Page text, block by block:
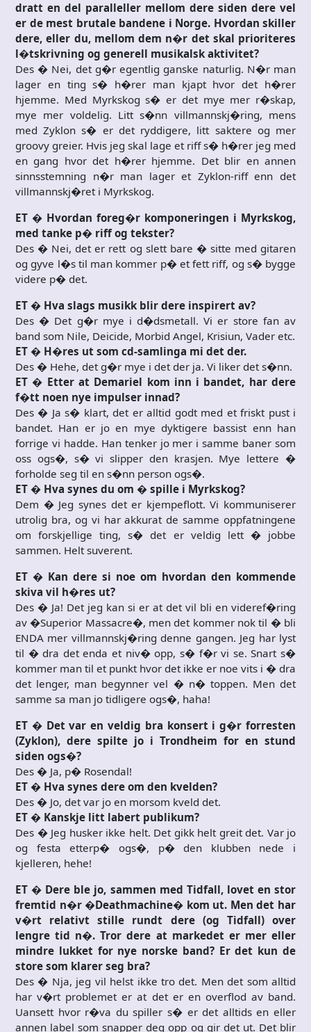
dratt en del paralleller mellom dere siden dere vel
er de mest brutale bandene i Norge. Hvordan skiller
dere, eller du, mellom dem n�r det skal prioriteres
l�tskrivning og generell musikalsk aktivitet?
Des � Nei, det g�r egentlig ganske naturlig. N�r man
lager en ting s� h�rer man kjapt hvor det h�rer
hjemme. Med Myrkskog s� er det mye mer r�skap,
mye mer voldelig. Litt s�nn villmannskj�ring, mens
med Zyklon s� er det ryddigere, litt saktere og mer
groovy greier. Hvis jeg skal lage et riff s� h�rer jeg med
en gang hvor det h�rer hjemme. Det blir en annen
sinnsstemning n�r man lager et Zyklon-riff enn det
villmannskj�ret i Myrkskog.
ET � Hvordan foreg�r komponeringen i Myrkskog,
med tanke p� riff og tekster?
Des � Nei, det er rett og slett bare � sitte med gitaren
og gyve l�s til man kommer p� et fett riff, og s� bygge
videre p� det.
ET � Hva slags musikk blir dere inspirert av?
Des � Det g�r mye i d�dsmetall. Vi er store fan av
band som Nile, Deicide, Morbid Angel, Krisiun, Vader etc.
ET � H�res ut som cd-samlinga mi det der.
Des � Hehe, det g�r mye i det der ja. Vi liker det s�nn.
ET � Etter at Demariel kom inn i bandet, har dere
f�tt noen nye impulser innad?
Des � Ja s� klart, det er alltid godt med et friskt pust i
bandet. Han er jo en mye dyktigere bassist enn han
forrige vi hadde. Han tenker jo mer i samme baner som
oss ogs�, s� vi slipper den krasjen. Mye lettere �
forholde seg til en s�nn person ogs�.
ET � Hva synes du om � spille i Myrkskog?
Dem � Jeg synes det er kjempeflott. Vi kommuniserer
utrolig bra, og vi har akkurat de samme oppfatningene
om forskjellige ting, s� det er veldig lett � jobbe
sammen. Helt suverent.
ET � Kan dere si noe om hvordan den kommende
skiva vil h�res ut?
Des � Ja! Det jeg kan si er at det vil bli en videref�ring
av �Superior Massacre�, men det kommer nok til � bli
ENDA mer villmannskj�ring denne gangen. Jeg har lyst
til � dra det enda et niv� opp, s� f�r vi se. Snart s�
kommer man til et punkt hvor det ikke er noe vits i � dra
det lenger, man begynner vel � n� toppen. Men det
samme sa man jo tidligere ogs�, haha!
ET � Det var en veldig bra konsert i g�r forresten
(Zyklon), dere spilte jo i Trondheim for en stund
siden ogs�?
Des � Ja, p� Rosendal!
ET � Hva synes dere om den kvelden?
Des � Jo, det var jo en morsom kveld det.
ET � Kanskje litt labert publikum?
Des � Jeg husker ikke helt. Det gikk helt greit det. Var jo
og festa etterp� ogs�, p� den klubben nede i
kjelleren, hehe!
ET � Dere ble jo, sammen med Tidfall, lovet en stor
fremtid n�r �Deathmachine� kom ut. Men det har
v�rt relativt stille rundt dere (og Tidfall) over
lengre tid n�. Tror dere at markedet er mer eller
mindre lukket for nye norske band? Er det kun de
store som klarer seg bra?
Des � Nja, jeg vil helst ikke tro det. Men det som alltid
har v�rt problemet er at det er en overflod av band.
Uansett hvor r�va du spiller s� er det alltids en eller
annen label som snapper deg opp og gir det ut. Det blir